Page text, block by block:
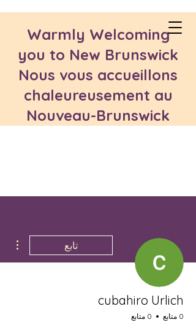
Warmly Welcoming
you to New Brunswick
Nous vous accueillons
chaleureusement au
Nouveau-Brunswick
تابع
cubahiro Urlich
0 متابع 0 متابع